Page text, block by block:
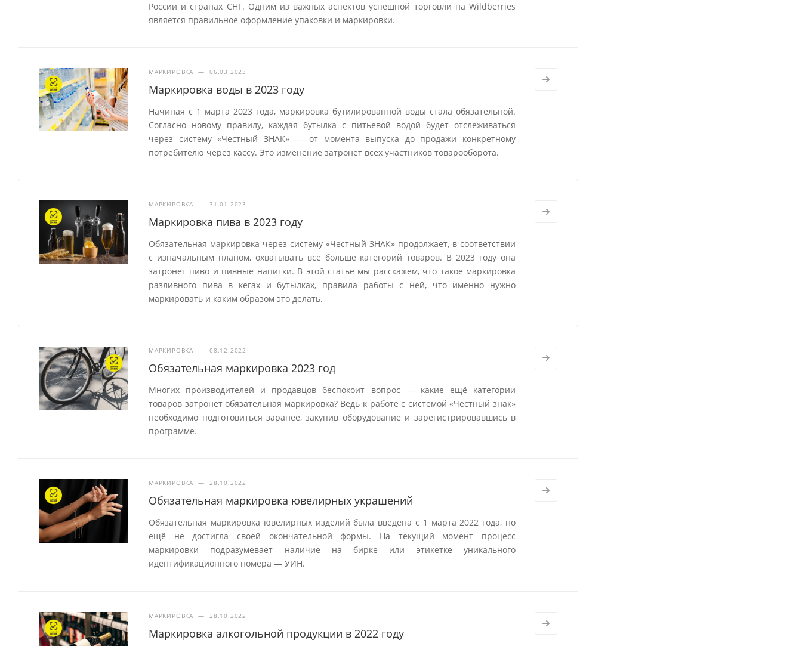
России и странах СНГ. Одним из важных аспектов успешной торговли на Wildberries
является правильное оформление упаковки и маркировки.
МАРКИРОВКА — 06.03.2023
Маркировка воды в 2023 году
Начиная с 1 марта 2023 года, маркировка бутилированной воды стала обязательной.
Согласно новому правилу, каждая бутылка с питьевой водой будет отслеживаться
через систему «Честный ЗНАК» — от момента выпуска до продажи конкретному
потребителю через кассу. Это изменение затронет всех участников товарооборота.
МАРКИРОВКА — 31.01.2023
Маркировка пива в 2023 году
Обязательная маркировка через систему «Честный ЗНАК» продолжает, в соответствии
с изначальным планом, охватывать всё больше категорий товаров. В 2023 году она
затронет пиво и пивные напитки. В этой статье мы расскажем, что такое маркировка
разливного пива в кегах и бутылках, правила работы с ней, что именно нужно
маркировать и каким образом это делать.
МАРКИРОВКА — 08.12.2022
Обязательная маркировка 2023 год
Многих производителей и продавцов беспокоит вопрос — какие ещё категории
товаров затронет обязательная маркировка? Ведь к работе с системой «Честный знак»
необходимо подготовиться заранее, закупив оборудование и зарегистрировавшись в
программе.
МАРКИРОВКА — 28.10.2022
Обязательная маркировка ювелирных украшений
Обязательная маркировка ювелирных изделий была введена с 1 марта 2022 года, но
ещё не достигла своей окончательной формы. На текущий момент процесс
маркировки подразумевает наличие на бирке или этикетке уникального
идентификационного номера — УИН.
МАРКИРОВКА — 28.10.2022
Маркировка алкогольной продукции в 2022 году